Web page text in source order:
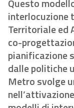
Questo
interlocuzione
Territoriale ed
co-
pianificazione
dalle politiche
Metro svolge